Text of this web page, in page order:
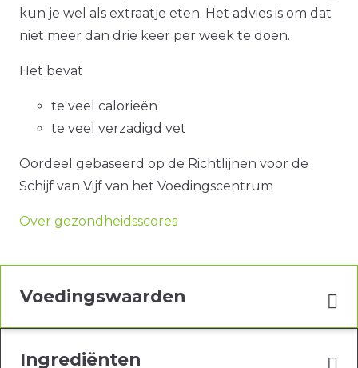
kun je wel als extraatje eten. Het advies is om dat
niet meer dan drie keer per week te doen.
Het bevat
te veel calorieën
te veel verzadigd vet
Oordeel gebaseerd op de Richtlijnen voor de
Schijf van Vijf van het Voedingscentrum
Over gezondheidsscores
Voedingswaarden
Ingrediënten